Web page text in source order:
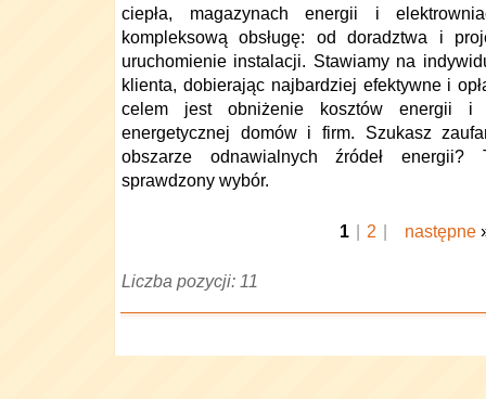
ciepła, magazynach energii i
kompleksową obsługę: od doradztwa i
uruchomienie instalacji. Stawiamy na
klienta, dobierając najbardziej efektywne i
celem jest obniżenie kosztów energii i
energetycznej domów i firm. Szukasz
obszarze odnawialnych źródeł
sprawdzony wybór.
1 | 2 | następne
Liczba pozycji: 11